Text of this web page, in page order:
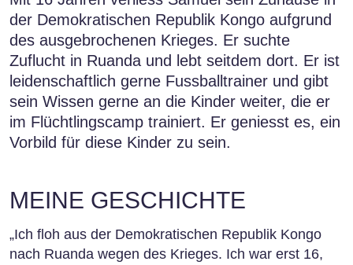
der Demokratischen Republik Kongo aufgrund
des ausgebrochenen Krieges. Er suchte
Zuflucht in Ruanda und lebt seitdem dort. Er ist
leidenschaftlich gerne Fussballtrainer und gibt
sein Wissen gerne an die Kinder weiter, die er
im Flüchtlingscamp trainiert. Er geniesst es, ein
Vorbild für diese Kinder zu sein.
MEINE GESCHICHTE
„Ich floh aus der Demokratischen Republik Kongo
nach Ruanda wegen des Krieges. Ich war erst 16,